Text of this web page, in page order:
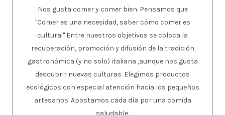
Nos gusta comer y comer bien. Pensamos que
"Comer es una necesidad, saber cómo comer es
cultura!" Entre nuestros objetivos se coloca la
recuperación, promoción y difusión de la tradición
gastronómica (y no solo) italiana ,aunque nos gusta
descubrir nuevas culturas. Elegimos productos
ecológicos con especial atención hacia los pequeños
artesanos. Apostamos cada día por una comida
saludable.